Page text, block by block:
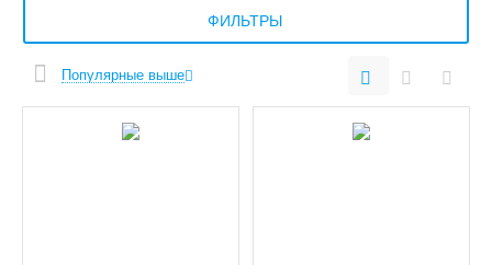
ФИЛЬТРЫ
Популярные выше